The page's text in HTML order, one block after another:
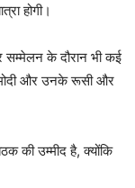
होगी।
के दौरान भी कई
मोदी और उनके रूसी और
की उम्मीद है, क्योंकि